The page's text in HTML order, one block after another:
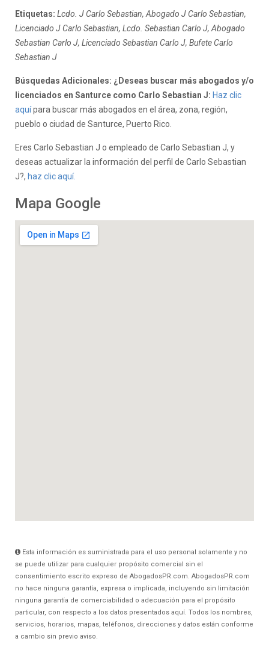
Etiquetas: Lcdo. J Carlo Sebastian, Abogado J Carlo Sebastian,
Licenciado J Carlo Sebastian, Lcdo. Sebastian Carlo J, Abogado
Sebastian Carlo J, Licenciado Sebastian Carlo J, Bufete Carlo
Sebastian J
Búsquedas Adicionales: ¿Deseas buscar más abogados y/o
licenciados en Santurce como Carlo Sebastian J: Haz clic
aquípara buscar más abogados en el área, zona, región,
pueblo o ciudad de Santurce, Puerto Rico.
Eres Carlo Sebastian J o empleado de Carlo Sebastian J, y
deseas actualizar la información del perfil de Carlo Sebastian
J?, haz clic aquí.
Mapa Google
Esta información es suministrada para el uso personal solamente y no
se puede utilizar para cualquier propósito comercial sin el
consentimiento escrito expreso de AbogadosPR.com. AbogadosPR.com
no hace ninguna garantía, expresa o implicada, incluyendo sin limitación
ninguna garantía de comerciabilidad o adecuación para el propósito
particular, con respecto a los datos presentados aquí. Todos los nombres,
servicios, horarios, mapas, teléfonos, direcciones y datos están conforme
a cambio sin previo aviso.